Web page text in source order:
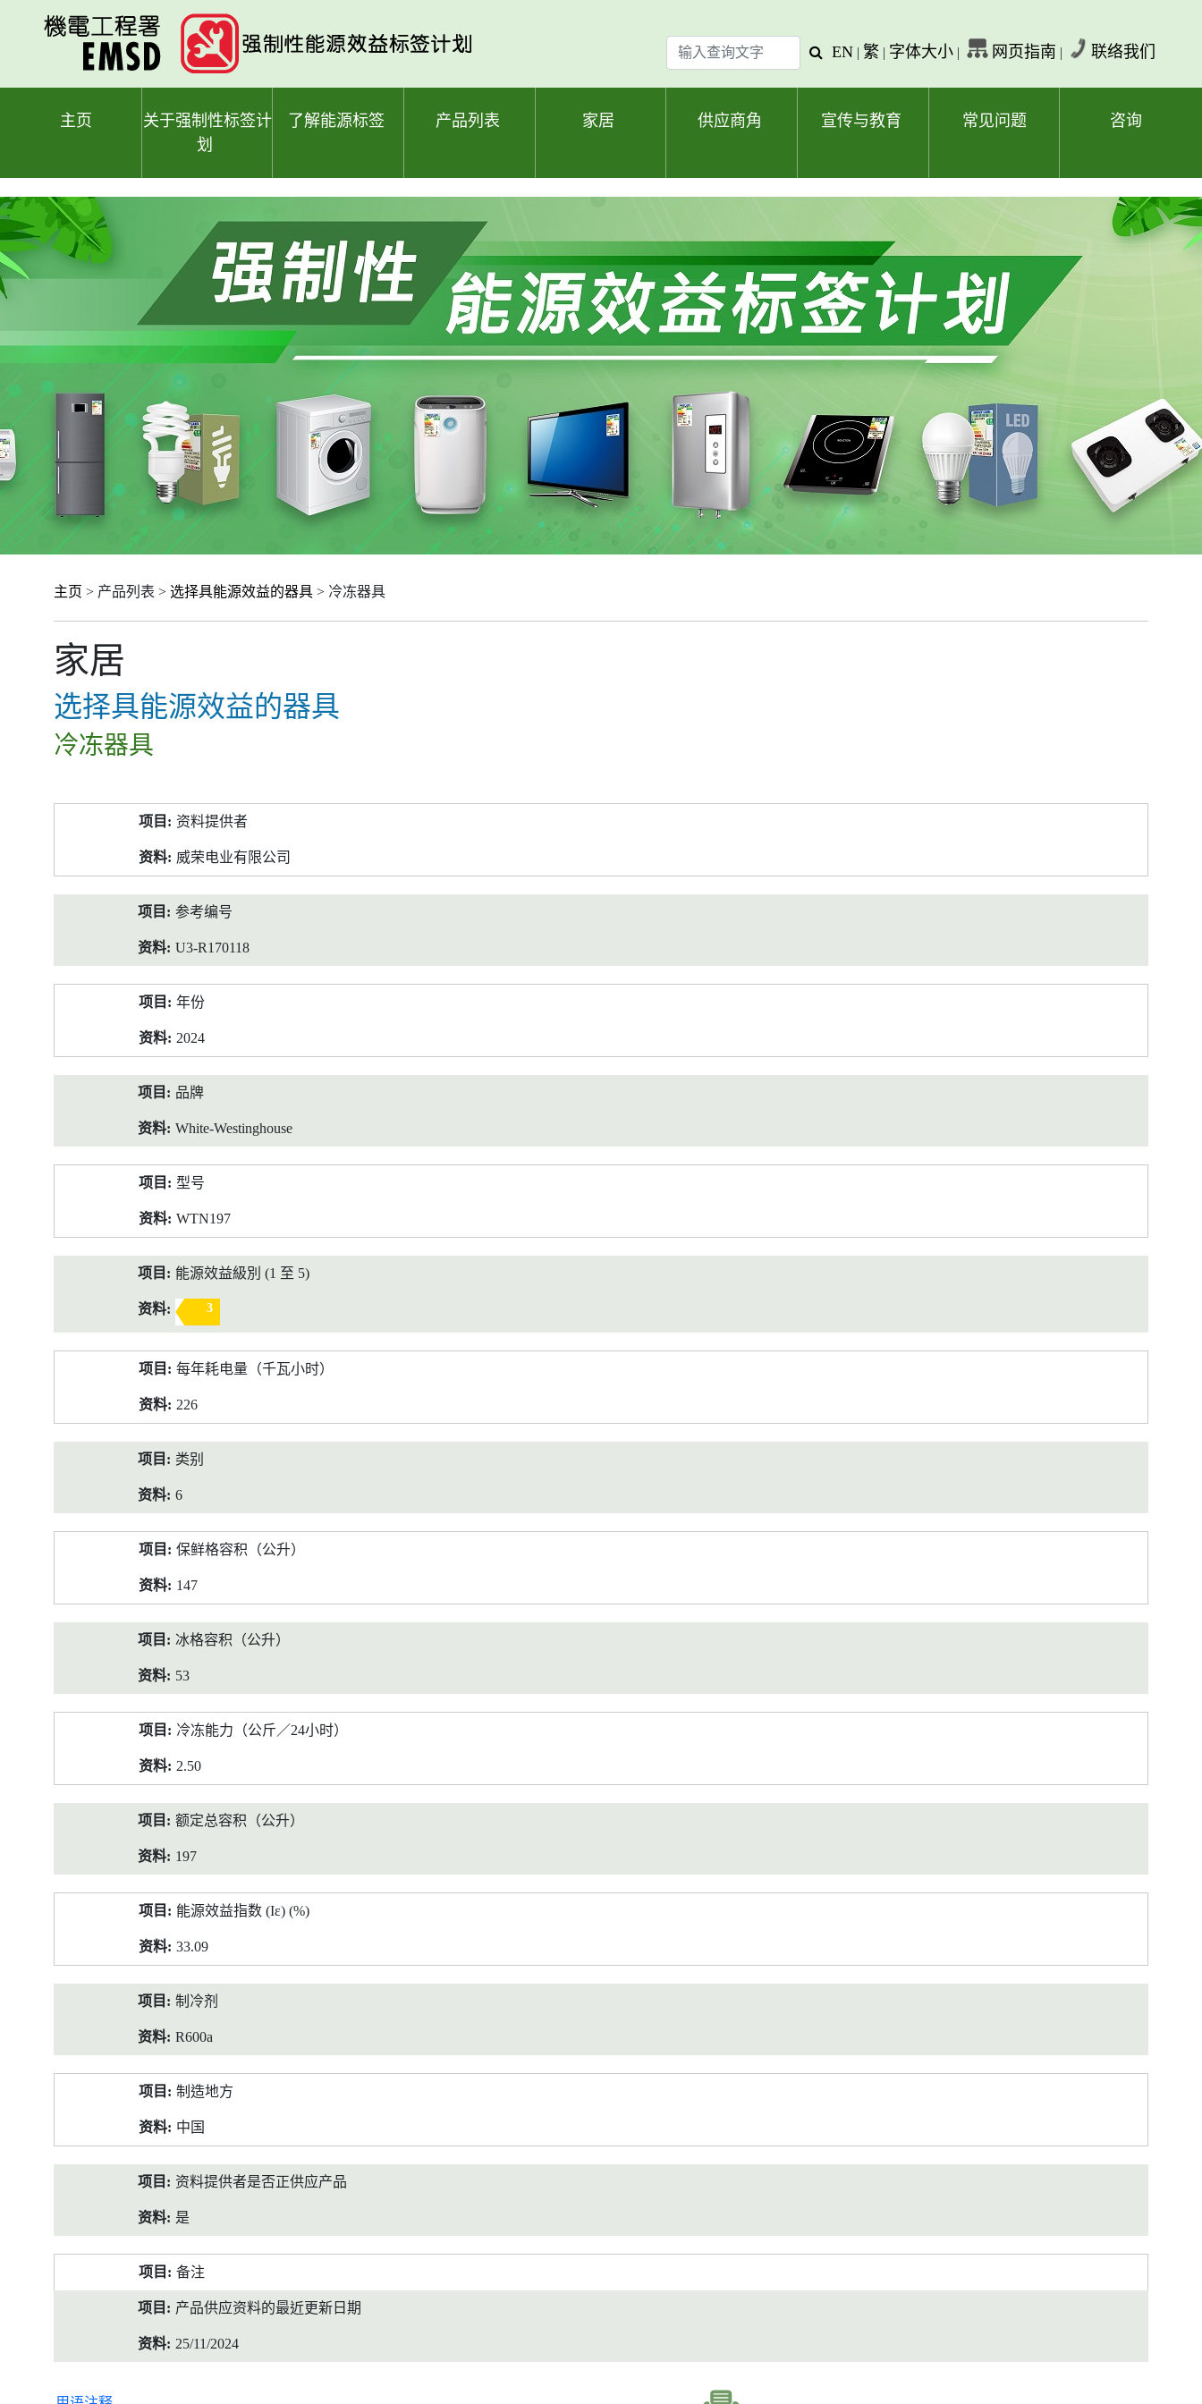
输
入
查
查
字
EN | 繁 | 字体大小 | 网页指南 | 联络我们
主页
关于强制性标签计
划
了解能源标签 产品列表 家居 供应商角 宣传与教育 常见问题 咨询
主页 > 产品列表 > 选择具能源效益的器具 > 冷冻器具
家居
选择具能源效益的器具
冷冻器具
料
资料提供者
威荣电业有限公司
参考编号
U3-R170118
年份
2024
品牌
White-Westinghouse
型号
WTN197
能源效益級別 (1 至 5)
3
每年耗电量（千瓦小时）
226
类别
6
保鲜格容积（公升）
147
冰格容积（公升）
53
冷冻能力（公斤／24小时）
2.50
额定总容积（公升）
197
能源效益指数 (Iε) (%)
33.09
制冷剂
R600a
制造地方
中国
资料提供者是否正供应产品
是
备注
产品供应资料的最近更新日期
25/11/2024